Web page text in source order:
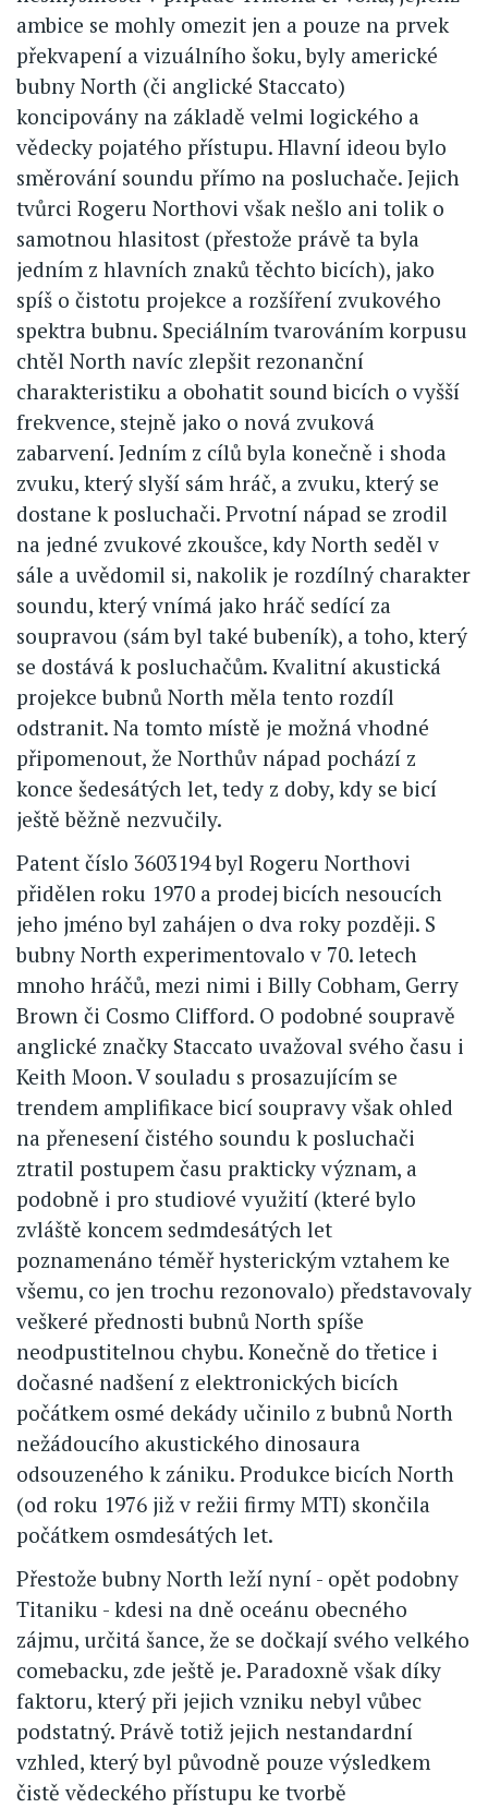
ambice se mohly omezit jen a pouze na prvek
překvapení a vizuálního šoku, byly americké
bubny North (či anglické Staccato)
koncipovány na základě velmi logického a
vědecky pojatého přístupu. Hlavní ideou bylo
směrování soundu přímo na posluchače. Jejich
tvůrci Rogeru Northovi však nešlo ani tolik o
samotnou hlasitost (přestože právě ta byla
jedním z hlavních znaků těchto bicích), jako
spíš o čistotu projekce a rozšíření zvukového
spektra bubnu. Speciálním tvarováním korpusu
chtěl North navíc zlepšit rezonanční
charakteristiku a obohatit sound bicích o vyšší
frekvence, stejně jako o nová zvuková
zabarvení. Jedním z cílů byla konečně i shoda
zvuku, který slyší sám hráč, a zvuku, který se
dostane k posluchači. Prvotní nápad se zrodil
na jedné zvukové zkoušce, kdy North seděl v
sále a uvědomil si, nakolik je rozdílný charakter
soundu, který vnímá jako hráč sedící za
soupravou (sám byl také bubeník), a toho, který
se dostává k posluchačům. Kvalitní akustická
projekce bubnů North měla tento rozdíl
odstranit. Na tomto místě je možná vhodné
připomenout, že Northův nápad pochází z
konce šedesátých let, tedy z doby, kdy se bicí
ještě běžně nezvučily.
Patent číslo 3603194 byl Rogeru Northovi
přidělen roku 1970 a prodej bicích nesoucích
jeho jméno byl zahájen o dva roky později. S
bubny North experimentovalo v 70. letech
mnoho hráčů, mezi nimi i Billy Cobham, Gerry
Brown či Cosmo Clifford. O podobné soupravě
anglické značky Staccato uvažoval svého času i
Keith Moon. V souladu s prosazujícím se
trendem amplifikace bicí soupravy však ohled
na přenesení čistého soundu k posluchači
ztratil postupem času prakticky význam, a
podobně i pro studiové využití (které bylo
zvláště koncem sedmdesátých let
poznamenáno téměř hysterickým vztahem ke
všemu, co jen trochu rezonovalo) představovaly
veškeré přednosti bubnů North spíše
neodpustitelnou chybu. Konečně do třetice i
dočasné nadšení z elektronických bicích
počátkem osmé dekády učinilo z bubnů North
nežádoucího akustického dinosaura
odsouzeného k zániku. Produkce bicích North
(od roku 1976 již v režii firmy MTI) skončila
počátkem osmdesátých let.
Přestože bubny North leží nyní - opět podobny
Titaniku - kdesi na dně oceánu obecného
zájmu, určitá šance, že se dočkají svého velkého
comebacku, zde ještě je. Paradoxně však díky
faktoru, který při jejich vzniku nebyl vůbec
podstatný. Právě totiž jejich nestandardní
vzhled, který byl původně pouze výsledkem
čistě vědeckého přístupu ke tvorbě